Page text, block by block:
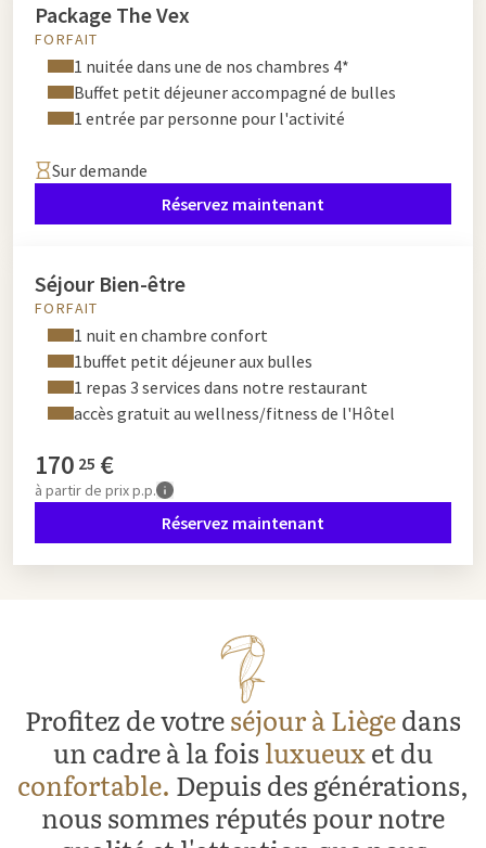
Package The Vex
FORFAIT
1 nuitée dans une de nos chambres 4*
Buffet petit déjeuner accompagné de bulles
1 entrée par personne pour l'activité
Sur demande
Réservez maintenant
Séjour Bien-être
FORFAIT
1 nuit en chambre confort
1buffet petit déjeuner aux bulles
1 repas 3 services dans notre restaurant
accès gratuit au wellness/fitness de l'Hôtel
170 25 €
à partir de prix p.p.
Réservez maintenant
Profitez de votreséjour à Liègedans
un cadre à la fois luxueuxet du
confortable. Depuis des générations,
nous sommes réputés pour notre